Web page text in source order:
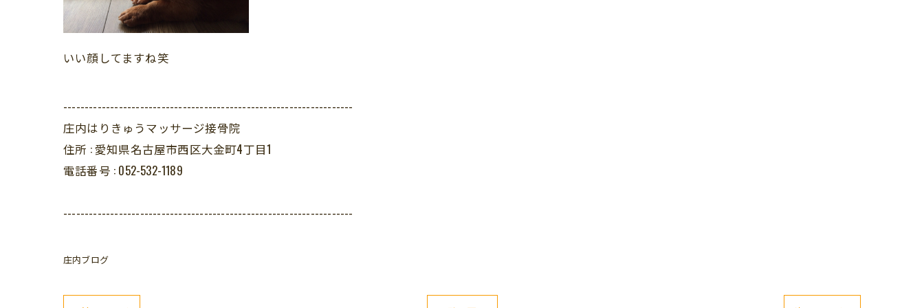
いい顔してますね笑
--------------------------------------------------------------------
庄内はりきゅうマッサージ接骨院
住所 : 愛知県名古屋市西区大金町4丁目1
電話番号 : 052-532-1189
--------------------------------------------------------------------
庄内ブログ